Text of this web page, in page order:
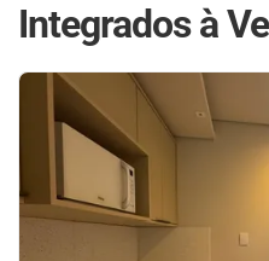
Integrados à